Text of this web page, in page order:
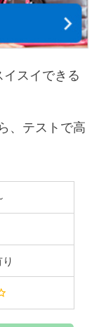
スイできる
、テストで高